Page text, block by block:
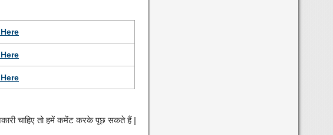
Here
चाहिए तो हमें कमेंट करके पूछ सकते हैं |